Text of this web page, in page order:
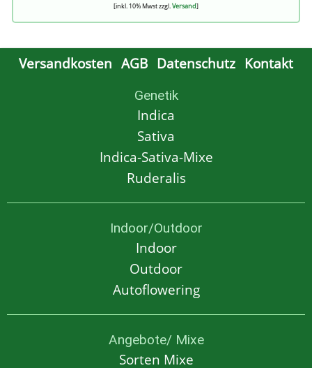
[inkl. 10% Mwst zzgl.Versand]
Versandkosten AGB Datenschutz Kontakt
Genetik
Indica
Sativa
Indica-Sativa-Mixe
Ruderalis
Indoor/Outdoor
Indoor
Outdoor
Autoflowering
Angebote/ Mixe
Sorten Mixe